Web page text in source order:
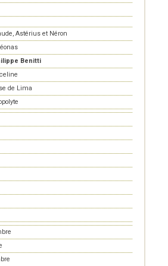
Astérius et Néron
Benitti
de Lima